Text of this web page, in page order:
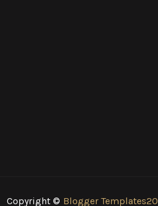
Copyright © Blogger Templates20